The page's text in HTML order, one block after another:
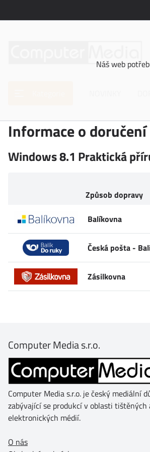
Náš web
Informace o doručení
Windows 8.1 Praktická
Způsob dopravy
Balíkovna
Česká pošta -
Zásilkovna
Computer Media s.r.o.
Computer Media s.r.o. je český mediální
zabývající se produkcí v oblasti tištěných
elektronických médií.
O nás